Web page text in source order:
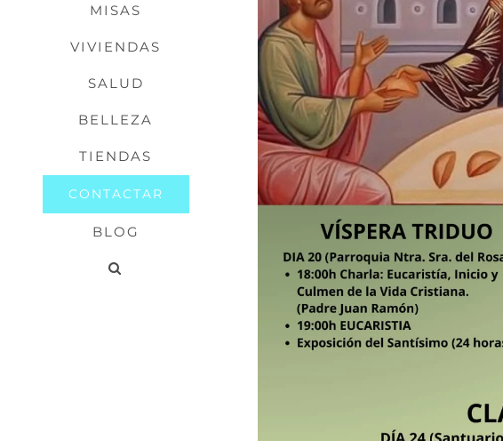
MISAS
VIVIENDAS
SALUD
BELLEZA
TIENDAS
CONTACTAR
BLOG